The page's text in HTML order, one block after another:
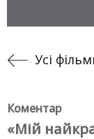
Усі
Коментар
«Мій